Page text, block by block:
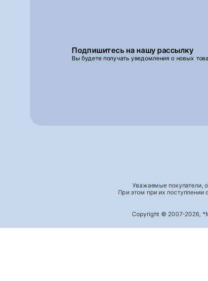
Подпишитесь на нашу рассылку
Вы будете получать уведомления о новых
Уважаемые покупатели,
При этом при их поступлении
Copyright © 2007-2026,